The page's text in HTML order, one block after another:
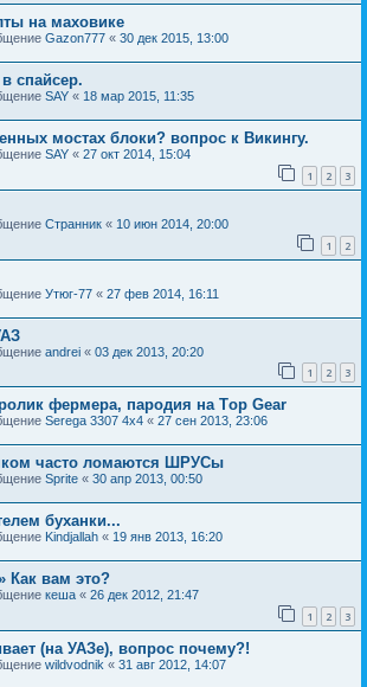
на маховике
Gazon777 « 30 дек 2015, 13:00
спайсер.
SAY « 18 мар 2015, 11:35
мостах блоки? вопрос к Викингу.
SAY « 27 окт 2014, 15:04
1 2 3
Странник « 10 июн 2014, 20:00
1 2
Утюг-77 « 27 фев 2014, 16:11
andrei « 03 дек 2013, 20:20
1 2 3
фермера, пародия на Тop Gear
Serega 3307 4x4 « 27 сен 2013, 23:06
часто ломаются ШРУСы
Sprite « 30 апр 2013, 00:50
буханки...
Kindjallah « 19 янв 2013, 16:20
Как вам это?
кеша « 26 дек 2012, 21:47
1 2 3
(на УАЗе), вопрос почему?!
wildvodnik « 31 авг 2012, 14:07